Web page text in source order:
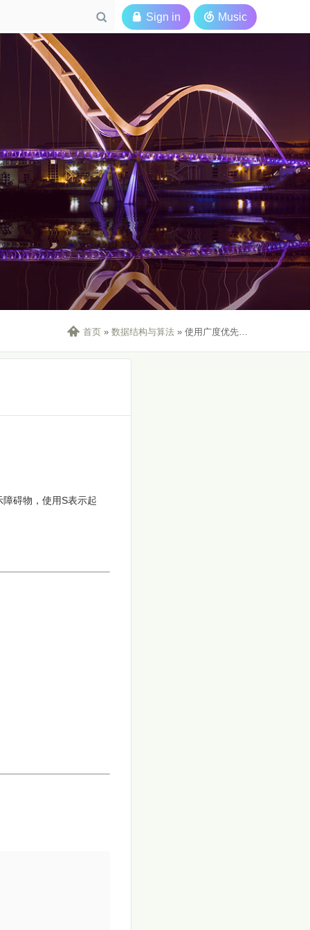
  Sign in  Music
 首页 »数据结构与算法 »使用广度优先算法(BFS)走迷宫
碍物，使用S表示起